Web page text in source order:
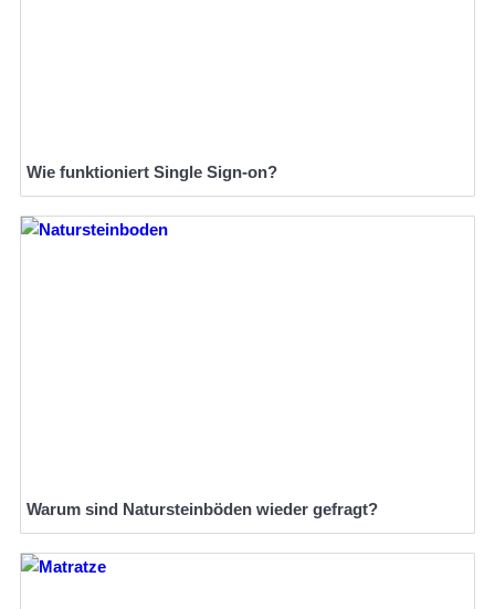
Wie funktioniert Single Sign-on?
Warum sind Natursteinböden wieder gefragt?